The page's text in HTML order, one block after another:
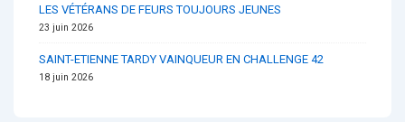
LES VÉTÉRANS DE FEURS TOUJOURS JEUNES
23 juin 2026
SAINT-ETIENNE TARDY VAINQUEUR EN CHALLENGE 42
18 juin 2026